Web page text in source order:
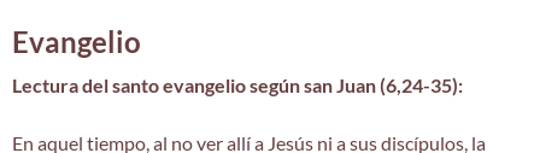
Evangelio
Lectura del santo evangelio según san Juan (6,24-35):
En aquel tiempo, al no ver allí a Jesús ni a sus discípulos, la